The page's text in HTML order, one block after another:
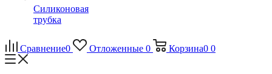
Силиконовая
трубка
Сравнение0 Отложенные 0 Корзина0 0